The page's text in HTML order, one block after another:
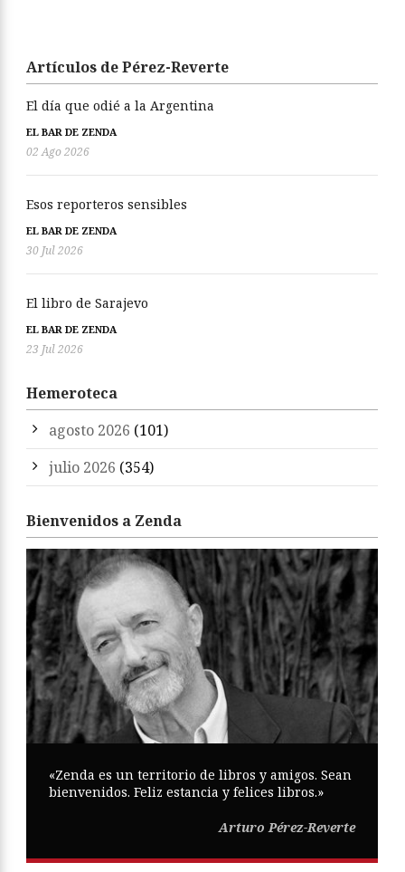
Artículos de Pérez-Reverte
El día que odié a la Argentina
EL BAR DE ZENDA
02 Ago 2026
Esos reporteros sensibles
EL BAR DE ZENDA
30 Jul 2026
El libro de Sarajevo
EL BAR DE ZENDA
23 Jul 2026
Hemeroteca
agosto 2026 (101)
julio 2026 (354)
Bienvenidos a Zenda
«Zenda es un territorio de libros y amigos. Sean
bienvenidos. Feliz estancia y felices libros.»
Arturo Pérez-Reverte